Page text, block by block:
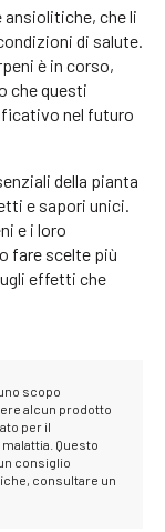
che li
di salute.
è in corso,
che questi
nel futuro
della pianta
e sapori unici.
e i loro
fare scelte più
effetti che
scopo
alcun prodotto
per il
Questo
consiglio
consultare un